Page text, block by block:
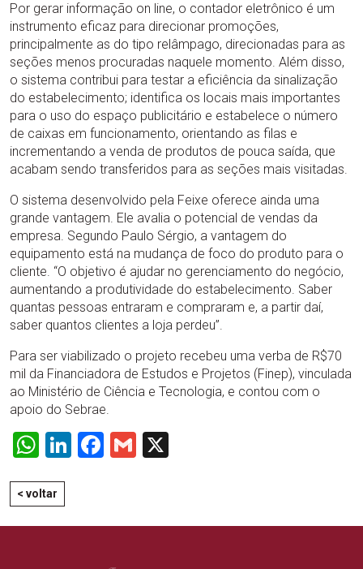
Por gerar informação on line, o contador eletrônico é um
instrumento eficaz para direcionar promoções,
principalmente as do tipo relâmpago, direcionadas para as
seções menos procuradas naquele momento. Além disso,
o sistema contribui para testar a eficiência da sinalização
do estabelecimento; identifica os locais mais importantes
para o uso do espaço publicitário e estabelece o número
de caixas em funcionamento, orientando as filas e
incrementando a venda de produtos de pouca saída, que
acabam sendo transferidos para as seções mais visitadas.
O sistema desenvolvido pela Feixe oferece ainda uma
grande vantagem. Ele avalia o potencial de vendas da
empresa. Segundo Paulo Sérgio, a vantagem do
equipamento está na mudança de foco do produto para o
cliente. “O objetivo é ajudar no gerenciamento do negócio,
aumentando a produtividade do estabelecimento. Saber
quantas pessoas entraram e compraram e, a partir daí,
saber quantos clientes a loja perdeu”.
Para ser viabilizado o projeto recebeu uma verba de R$70
mil da Financiadora de Estudos e Projetos (Finep), vinculada
ao Ministério de Ciência e Tecnologia, e contou com o
apoio do Sebrae.
WhatsApp
LinkedIn
Facebook
Gmail
< voltar